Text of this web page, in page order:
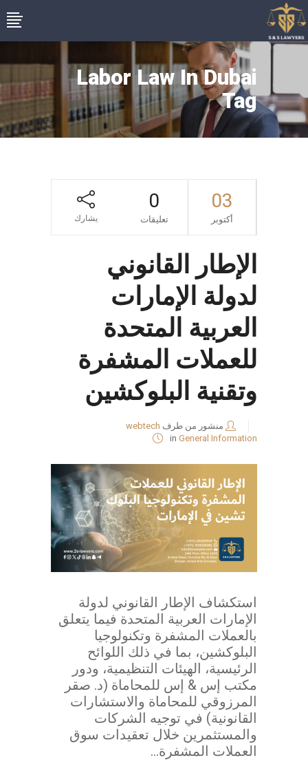
Labor Law In Dubai
Tag
03
أكتوبر
0
تعليقات يشارك
الإطار القانوني
لدولة الإمارات
العربية المتحدة
للعملات المشفرة
وتقنية البلوكشين
منشور من طرف webtech
in General Information
استكشاف الإطار القانوني لدولة
الإمارات العربية المتحدة فيما يتعلق
بالعملات المشفرة وتكنولوجيا
البلوكشين، بما في ذلك اللوائح
الرئيسية، الهيئات التنظيمية، ودور
مكتب إس & إس للمحاماة (د. صقر
المرزوقي للمحاماة والاستشارات
القانونية) في توجيه الشركات
والمستثمرين خلال تعقيدات سوق
العملات المشفرة...